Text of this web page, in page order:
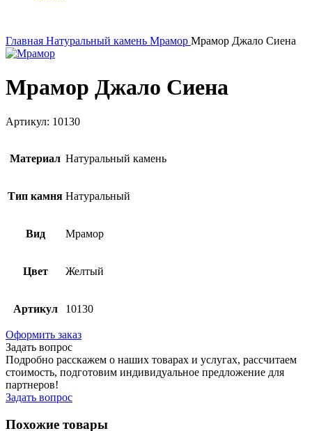
Главная Натуральный камень Мрамор Мрамор Джало Сиена
Мрамор Джало Сиена
Артикул: 10130
Материал Натуральный камень
Тип камня Натуральный
Вид Мрамор
Цвет Желтый
Артикул 10130
Оформить заказ
Задать вопрос
Подробно расскажем о наших товарах и услугах, рассчитаем
стоимость, подготовим индивидуальное предложение для
партнеров!
Задать вопрос
Похожие товары